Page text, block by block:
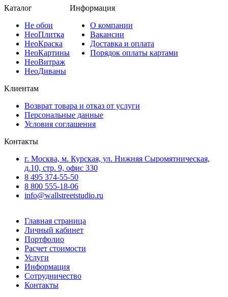
Каталог
Не обои
НеоПлитка
НеоКраска
НеоКартины
НеоВитраж
НеоДиваны
Информация
О компании
Вакансии
Доставка и оплата
Порядок оплаты картами
Клиентам
Возврат товара и отказ от услуги
Персональные данные
Условия соглашения
Контакты
г. Москва, м. Курская, ул. Нижняя Сыромятническая,
д.10, стр. 9, офис 330
8 495 374-55-50
8 800 555-18-06
info@wallstreetstudio.ru
Главная страница
Личный кабинет
Портфолио
Расчет стоимости
Услуги
Информация
Сотрудничество
Контакты